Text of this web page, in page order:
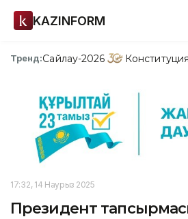
KAZINFORM
Тренд:Сайлау-2026
17:32, 14 Наурыз 2025
Президент